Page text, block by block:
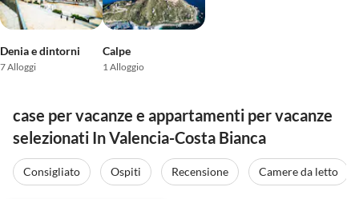
Denia e dintorni
7 Alloggi
Calpe
1 Alloggio
case per vacanze e appartamenti per vacanze
selezionati In Valencia-Costa Bianca
Consigliato Ospiti Recensione Camere da letto
Annuncio in
Alto